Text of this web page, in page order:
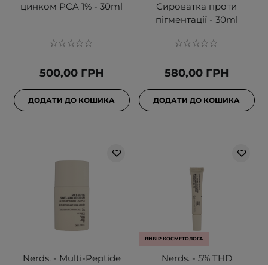
цинком PCA 1% - 30ml
500,00 ГРН
ДОДАТИ ДО КОШИКА
Сироватка проти
пігментації - 30ml
580,00 ГРН
ДОДАТИ ДО КОШИКА
Nerds. - Multi-Peptide
ВИБІР КОСМЕТОЛОГА
Nerds. - 5% THD